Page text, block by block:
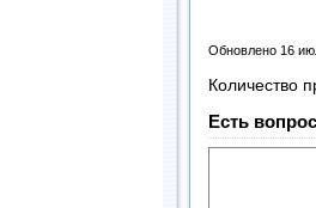
Обновлено 16
Количество
Есть